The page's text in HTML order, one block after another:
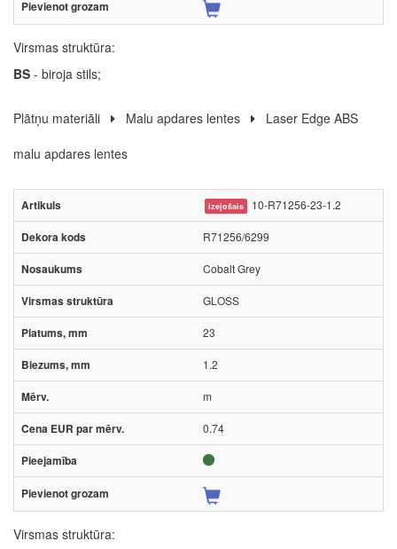
Virsmas struktūra:
BS - biroja stils;
Plātņu materiāli Malu apdares lentes
Laser Edge ABS
malu apdares lentes
izejošais 10-R71256-23-1.2
R71256/6299
Cobalt Grey
GLOSS
23
1.2
m
0.74
Virsmas struktūra: